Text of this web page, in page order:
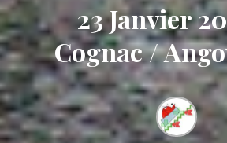
23 Janvier
Cognac /